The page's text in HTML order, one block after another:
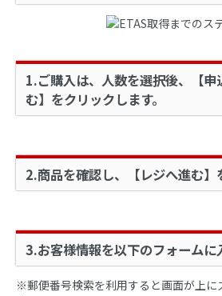
1.ご購入は、人数を選択後、【申
む】をクリックします。
2.商品を確認し、【レジへ進む】
3.お客様情報を以下のフォームに
※郵便番号検索を利用すると画面が上に